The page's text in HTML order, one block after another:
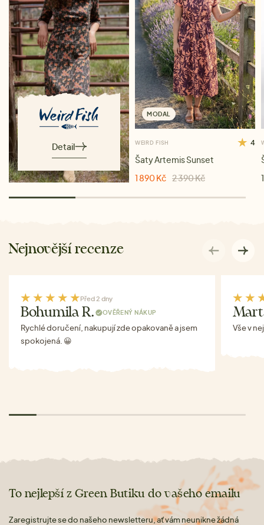
Detail
MODAL
WEIRD FISH 4
Šaty Artemis Sunset
1 890 Kč 2 390 Kč
Nejnovější recenze
Před 2 dny
Bohumila R. OVĚŘENÝ NÁKUP
Rychlé doručení, nakupují zde opakovaně a jsem
spokojená. 😀
Vše v
To nejlepší z Green Butiku do vašeho emailu
Zaregistrujte se do našeho newsletteru, ať vám neunikne žádná